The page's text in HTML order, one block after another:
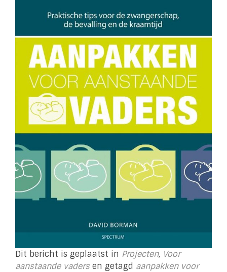
Dit bericht is geplaatst in Projecten, Voor
aanstaande vadersen getagd aanpakken voor